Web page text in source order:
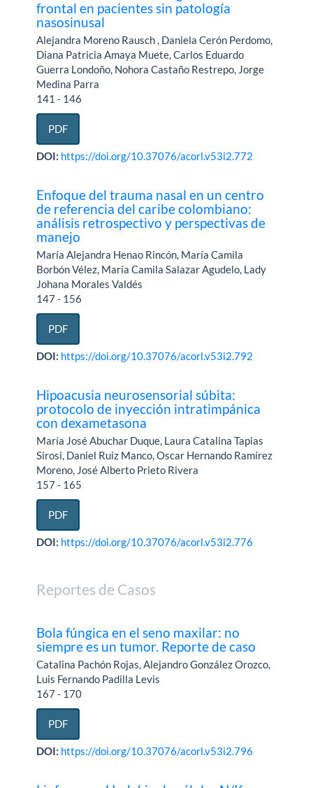
frontal en pacientes sin patología
nasosinusal
Alejandra Moreno Rausch , Daniela Cerón Perdomo,
Diana Patricia Amaya Muete, Carlos Eduardo
Guerra Londoño, Nohora Castaño Restrepo, Jorge
Medina Parra
141 - 146
PDF
DOI: https://doi.org/10.37076/acorl.v53i2.772
Enfoque del trauma nasal en un centro
de referencia del caribe colombiano:
análisis retrospectivo y perspectivas de
manejo
María Alejandra Henao Rincón, María Camila
Borbón Vélez, María Camila Salazar Agudelo, Lady
Johana Morales Valdés
147 - 156
PDF
DOI: https://doi.org/10.37076/acorl.v53i2.792
Hipoacusia neurosensorial súbita:
protocolo de inyección intratimpánica
con dexametasona
María José Abuchar Duque, Laura Catalina Tapias
Sirosi, Daniel Ruiz Manco, Oscar Hernando Ramírez
Moreno, José Alberto Prieto Rivera
157 - 165
PDF
DOI: https://doi.org/10.37076/acorl.v53i2.776
Reportes de Casos
Bola fúngica en el seno maxilar: no
siempre es un tumor. Reporte de caso
Catalina Pachón Rojas, Alejandro González Orozco,
Luis Fernando Padilla Levis
167 - 170
PDF
DOI: https://doi.org/10.37076/acorl.v53i2.796